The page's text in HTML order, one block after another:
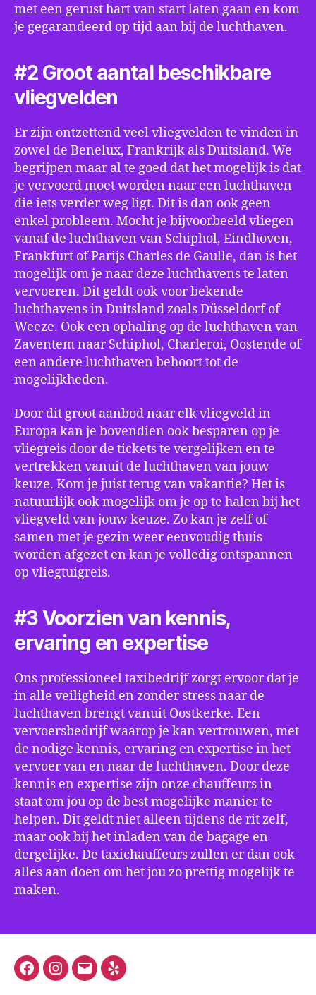
met een gerust hart van start laten gaan en kom
je gegarandeerd op tijd aan bij de luchthaven.
#2 Groot aantal beschikbare
vliegvelden
Er zijn ontzettend veel vliegvelden te vinden in
zowel de Benelux, Frankrijk als Duitsland. We
begrijpen maar al te goed dat het mogelijk is dat
je vervoerd moet worden naar een luchthaven
die iets verder weg ligt. Dit is dan ook geen
enkel probleem. Mocht je bijvoorbeeld vliegen
vanaf de luchthaven van Schiphol, Eindhoven,
Frankfurt of Parijs Charles de Gaulle, dan is het
mogelijk om je naar deze luchthavens te laten
vervoeren. Dit geldt ook voor bekende
luchthavens in Duitsland zoals Düsseldorf of
Weeze. Ook een ophaling op de luchthaven van
Zaventem naar Schiphol, Charleroi, Oostende of
een andere luchthaven behoort tot de
mogelijkheden.
Door dit groot aanbod naar elk vliegveld in
Europa kan je bovendien ook besparen op je
vliegreis door de tickets te vergelijken en te
vertrekken vanuit de luchthaven van jouw
keuze. Kom je juist terug van vakantie? Het is
natuurlijk ook mogelijk om je op te halen bij het
vliegveld van jouw keuze. Zo kan je zelf of
samen met je gezin weer eenvoudig thuis
worden afgezet en kan je volledig ontspannen
op vliegtuigreis.
#3 Voorzien van kennis,
ervaring en expertise
Ons professioneel taxibedrijf zorgt ervoor dat je
in alle veiligheid en zonder stress naar de
luchthaven brengt vanuit Oostkerke. Een
vervoersbedrijf waarop je kan vertrouwen, met
de nodige kennis, ervaring en expertise in het
vervoer van en naar de luchthaven. Door deze
kennis en expertise zijn onze chauffeurs in
staat om jou op de best mogelijke manier te
helpen. Dit geldt niet alleen tijdens de rit zelf,
maar ook bij het inladen van de bagage en
dergelijke. De taxichauffeurs zullen er dan ook
alles aan doen om het jou zo prettig mogelijk te
maken.
FacebookInstagram
E-
Yelp